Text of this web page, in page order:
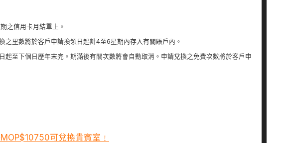
之信用卡月結單上。
里數將於客戶申請換領日起計4至6星期內存入有關賬戶內。
至下個日歷年末完。期滿後有關次數將會自動取消。申請兌換之免費次數將於客戶申
可兌換貴賓室﹗